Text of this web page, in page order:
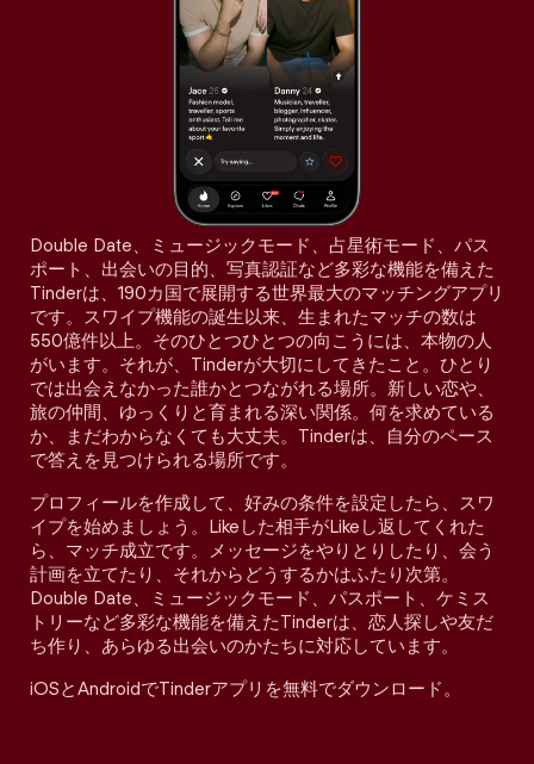
Double Date、ミュージックモード、占星術モード、パス
ポート、出会いの目的、写真認証など多彩な機能を備えた
Tinderは、190カ国で展開する世界最大のマッチングアプリ
です。スワイプ機能の誕生以来、生まれたマッチの数は
550億件以上。そのひとつひとつの向こうには、本物の人
がいます。それが、Tinderが大切にしてきたこと。ひとり
では出会えなかった誰かとつながれる場所。新しい恋や、
旅の仲間、ゆっくりと育まれる深い関係。何を求めている
か、まだわからなくても大丈夫。Tinderは、自分のペース
で答えを見つけられる場所です。
プロフィールを作成して、好みの条件を設定したら、スワ
イプを始めましょう。Likeした相手がLikeし返してくれた
ら、マッチ成立です。メッセージをやりとりしたり、会う
計画を立てたり、それからどうするかはふたり次第。
Double Date、ミュージックモード、パスポート、ケミス
トリーなど多彩な機能を備えたTinderは、恋人探しや友だ
ち作り、あらゆる出会いのかたちに対応しています。
iOSとAndroidでTinderアプリを無料でダウンロード。